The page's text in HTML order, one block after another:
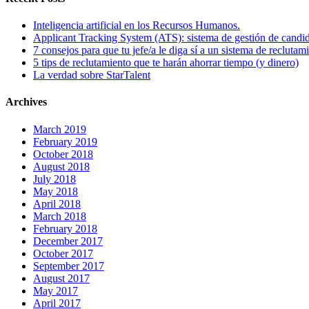
Inteligencia artificial en los Recursos Humanos.
Applicant Tracking System (ATS): sistema de gestión de
7 consejos para que tu jefe/a le diga sí a un sistema de
5 tips de reclutamiento que te harán ahorrar tiempo (y dinero)
La verdad sobre StarTalent
Archives
March 2019
February 2019
October 2018
August 2018
July 2018
May 2018
April 2018
March 2018
February 2018
December 2017
October 2017
September 2017
August 2017
May 2017
April 2017